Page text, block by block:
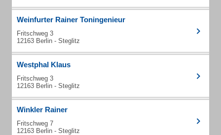
Weinfurter Rainer Toningenieur
Fritschweg 3
12163 Berlin - Steglitz
Westphal Klaus
Fritschweg 3
12163 Berlin - Steglitz
Winkler Rainer
Fritschweg 7
12163 Berlin - Steglitz